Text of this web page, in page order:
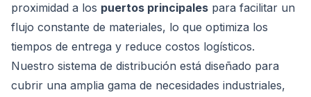
proximidad a los puertos principales para facilitar un
flujo constante de materiales, lo que optimiza los
tiempos de entrega y reduce costos logísticos.
Nuestro sistema de distribución está diseñado para
cubrir una amplia gama de necesidades industriales,